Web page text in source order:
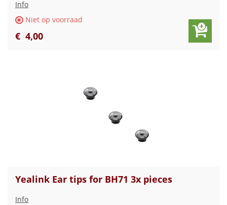
Info
Niet op voorraad
€ 4,00
Yealink Ear tips for BH71 3x pieces
Info